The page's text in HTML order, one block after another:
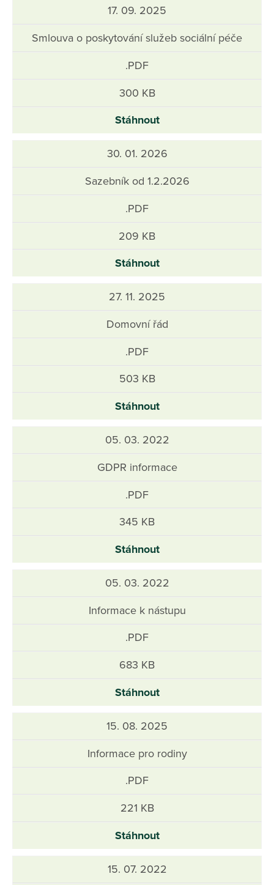
17. 09. 2025
Smlouva o poskytování služeb sociální péče
.PDF
300 KB
Stáhnout
30. 01. 2026
Sazebník od 1.2.2026
.PDF
209 KB
Stáhnout
27. 11. 2025
Domovní řád
.PDF
503 KB
Stáhnout
05. 03. 2022
GDPR informace
.PDF
345 KB
Stáhnout
05. 03. 2022
Informace k nástupu
.PDF
683 KB
Stáhnout
15. 08. 2025
Informace pro rodiny
.PDF
221 KB
Stáhnout
15. 07. 2022